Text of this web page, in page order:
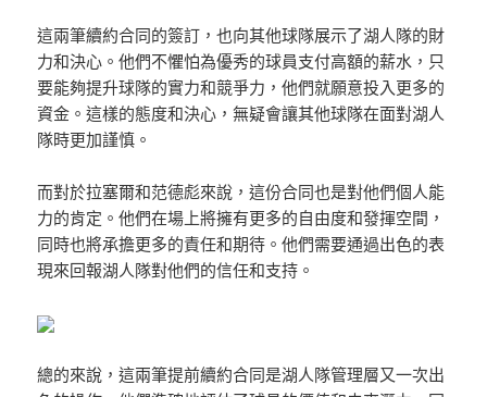
這兩筆續約合同的簽訂，也向其他球隊展示了湖人隊的財
力和決心。他們不懼怕為優秀的球員支付高額的薪水，只
要能夠提升球隊的實力和競爭力，他們就願意投入更多的
資金。這樣的態度和決心，無疑會讓其他球隊在面對湖人
隊時更加謹慎。
而對於拉塞爾和范德彪來說，這份合同也是對他們個人能
力的肯定。他們在場上將擁有更多的自由度和發揮空間，
同時也將承擔更多的責任和期待。他們需要通過出色的表
現來回報湖人隊對他們的信任和支持。
總的來說，這兩筆提前續約合同是湖人隊管理層又一次出